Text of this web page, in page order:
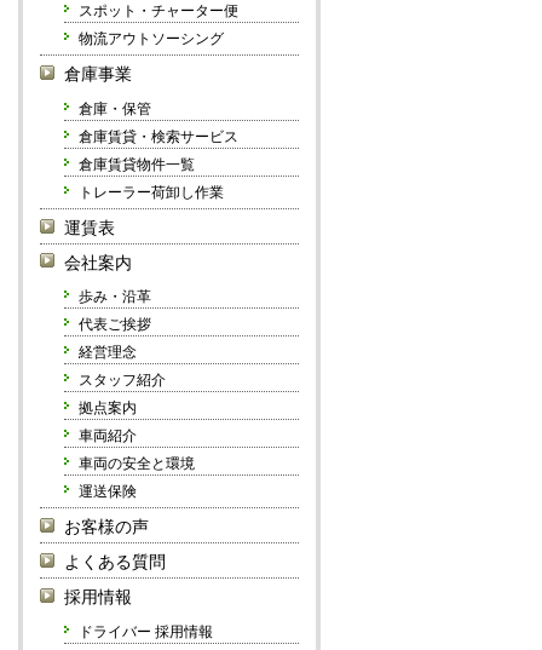
スポット・チャーター便
物流アウトソーシング
倉庫事業
倉庫・保管
倉庫賃貸・検索サービス
倉庫賃貸物件一覧
トレーラー荷卸し作業
運賃表
会社案内
歩み・沿革
代表ご挨拶
経営理念
スタッフ紹介
拠点案内
車両紹介
車両の安全と環境
運送保険
お客様の声
よくある質問
採用情報
ドライバー 採用情報